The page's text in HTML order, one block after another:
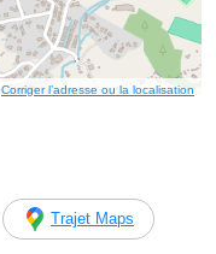
Corriger l’adresse ou la localisation
Trajet Maps